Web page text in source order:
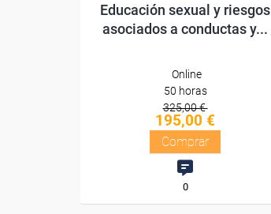
Educación sexual y riesgos
asociados a conductas y...
Online
50 horas
325,00 €
195,00 €
Comprar
0